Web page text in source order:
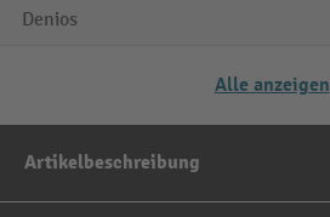
Denios
Alle anzeigen
Artikelbeschreibung